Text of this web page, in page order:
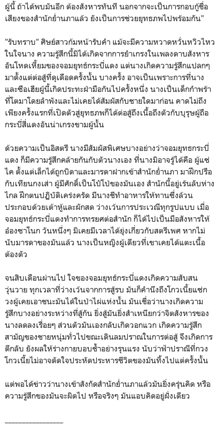
ผู้นี้ ถ้าได้พบมันอีก ต้องสังหารทันที นอกจากจะเป็นการกอบกู้ชื่อ
เสียงของสำนักย่ำนภาแล้ว ยังเป็นการช่วยยุทธภพไปพร้อมกัน"
"รับทราบ" ศิษย์สาวก้มหน้ารับคำ แม้จะมีความหวาดหวั่นหวิวไหว
ในใจนาง ความรู้สึกนี้มิได้เกิดจากการยำเกรงในเพลงดาบสังหาร
อันโหดเหี้ยมของจอมยุทธ์กระบี่แดง แต่นางเกิดความรู้สึกแปลกๆ
มาตั้งแต่ต่อสู้ที่ดุเดือดครั้งนั้น บางครั้ง อาจเป็นเพราะการที่นาง
และซือเฮียผู้นี้เกิดประทะฝ่ามือกันไปครั้งหนึ่ง นางเป็นเด็กกำพร้า
ที่โตมาโดยลำพังและไม่เคยได้สัมผัสกับชายใดมาก่อน คาดไม่ถึง
เพียงครั้งแรกที่เปิดตัวสู่ยุทธภพก็ได้ต่อสู้ถึงเนื้อถึงตัวกับบุรุษผู้ถือ
กระบี่สี่แดงอันน่าเกรงขามผู้นั้น
ด้วยความเป็นอิสตรี นางมีสัมผัสพิเศษบางอย่างว่าจอมยุทธกระบี่
แดง ก็มีความรู้สึกคล้ายกันกับตัวนางเอง ที่นางมิอาจรู้ได้คือ ผู้แซ่
ไค ตั้งแต่เล็กได้ถูกบิดาและมารดาฝากเข้าสำนักย่ำนภา มาฝึกปรือ
กับเทียนกงเส่า ผู้มีศักดิ์เป็นโป๋โป่ของมันเอง สำนักนี้อยู่เร้นลับห่าง
ไกล ฝึกตนปฏิบัติเคร่งครัด มีนางชีทำอาหารให้ทานซึ่งล้วน
ประกอบด้วยเต้าหู้และผักสด ว่างเว้นการประเวณีทุกรูปแบบ เมื่อ
จอมยุทธ์กระบี่แดงทำการทรยศต่อสำนัก ก็ได้ไปเป็นมือสังหารให้
อ๋องซาโนก วันหนึ่งๆ มิเคยมีเวลาได้ยุ่งเกี่ยวกับสตรีเพศ หากไม่
นับมารดาของมันแล้ว นางเป็นหญิงผู้เดียวที่เขาเคยได้แตะเนื้อ
ต้องตัว
จนสิบเดือนผ่านไป ใจของจอมยุทธ์กระบี่แดงเกิดความสับสน
วุ่นวาย ทุกเวลาที่ว่างเว้นจากการสู้รบ มันก็คำนึงถึงโกวเนี้ยแซ่ก
วงผู้เคยเอาชนะมันได้ในป่าไผ่แห่งนั้น มันเชื่อว่านางเกิดความ
รู้สึกบางอย่างระหว่างที่สู้กัน ยิ่งสู้มันยิ่งสำเหนียกว่าจิตสังหารของ
นางลดลงเรื่อยๆ ส่วนตัวมันเองกลับเกิดวอกแวก เกิดความรู้สึก
สามัญของชายหนุ่มทั่วไปขณะเดินลมปราณในการต่อสู้ จึงเกิดการ
ตีกลับ ยังผลให้ร่างกายบอบช้ำอย่างรุนแรง นับว่าฟ้าปราณีที่กวง
โกวเนี้ยไม่อาจตัดใจประหัดประหารชีวิตของมันทิ้งไปแต่ครั้งนั้น
แต่พอได้ข่าวว่านางเข้าสังกัดสำนักย่ำนภาแล้วมันยิ่งครุ่นคิด หรือ
ความรู้สึกของมันจะผิดไป หรือจริงๆ มันแอบคิดอยู่ฝั่งเดียว